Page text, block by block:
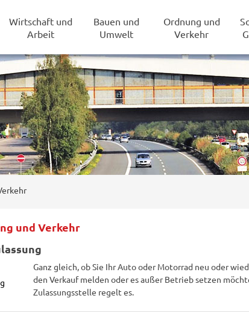
Wirtschaft und
Arbeit
Bauen und
Umwelt
Ordnung und
Verkehr
und Verkehr
Ganz gleich, ob Sie Ihr Auto oder Motorrad neu oder
den Verkauf melden oder es außer Betrieb setzen
Zulassungsstelle regelt es.